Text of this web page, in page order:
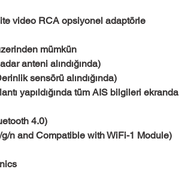
video RCA opsiyonel adaptörle
mümkün
anteni alındığında)
sensörü alındığında)
yapıldığında tüm AIS bilgileri ekranda
4.0)
n and Compatible with WiFi-1 Module)